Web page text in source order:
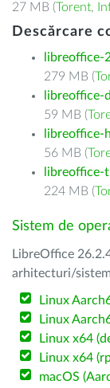
27 MB (Torent,
Descărcare
libreoffice-
279 MB (
libreoffice-
59 MB (
libreoffice-
56 MB (
libreoffice-
224 MB (
Sistem de
LibreOffice
arhitecturi/
Linux
Linux
Linux x64
Linux x64
macOS